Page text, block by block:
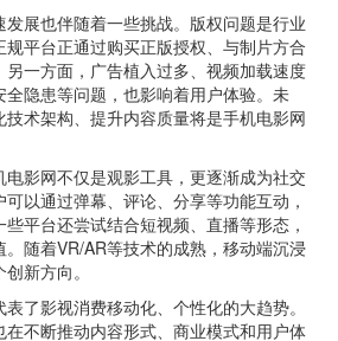
展也伴随着一些挑战。版权问题是行业
平台正通过购买正版授权、与制片方合
一方面，广告植入过多、视频加载速度
隐患等问题，也影响着用户体验。未
术架构、提升内容质量将是手机电影网
影网不仅是观影工具，更逐渐成为社交
以通过弹幕、评论、分享等功能互动，
平台还尝试结合短视频、直播等形态，
随着VR/AR等技术的成熟，移动端沉浸
新方向。
了影视消费移动化、个性化的大趋势。
不断推动内容形式、商业模式和用户体